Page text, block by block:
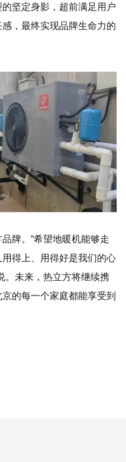
坚定身影，超前满足用户
，最终实现品牌生命力的
牌。“希望地暖机能够走
得上、用得好是我们的心
。未来，热立方将继续携
的每一个家庭都能享受到